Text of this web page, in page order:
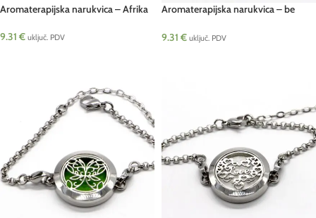
Aromaterapijska narukvica – Afrika
9.31 € uključ. PDV
Aromaterapijska narukvica – be
9.31 € uključ. PDV